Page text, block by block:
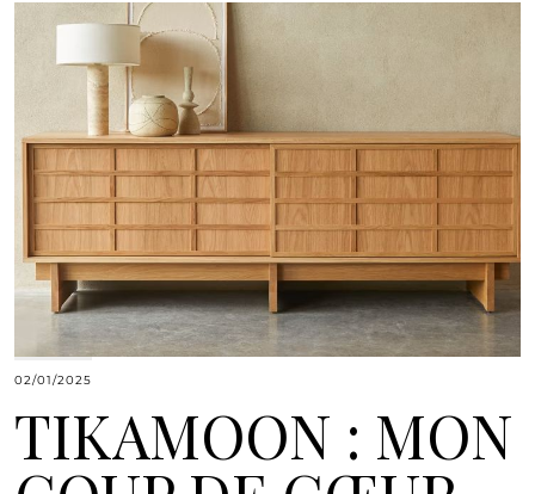
02/01/2025
TIKAMOON : MON